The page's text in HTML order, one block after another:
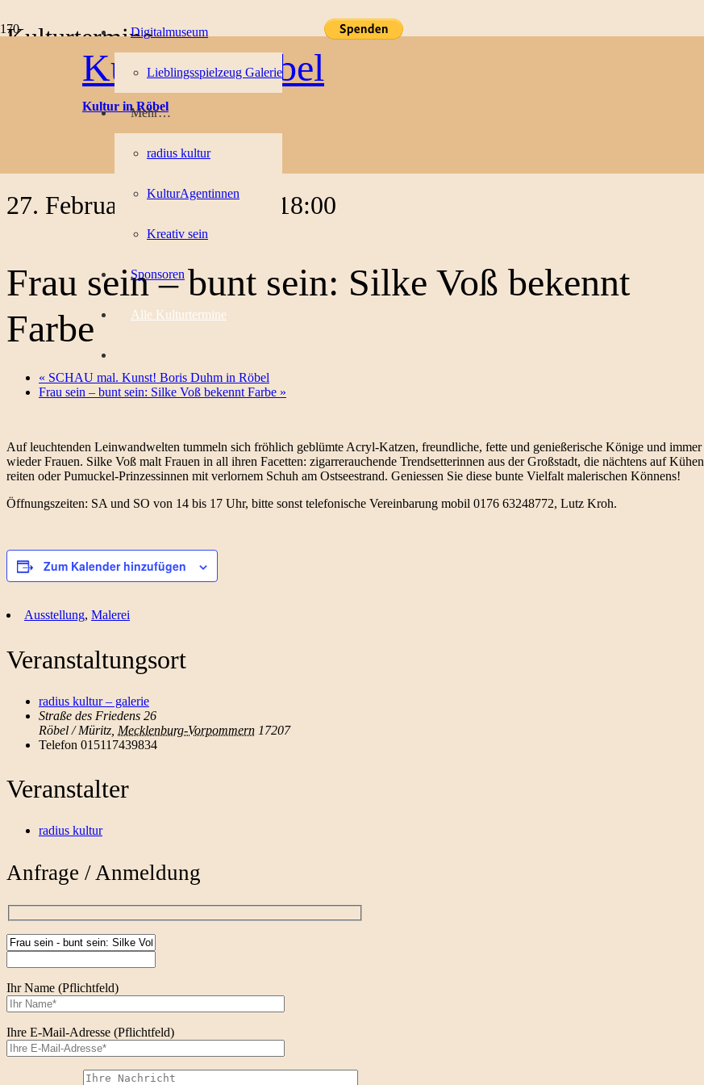
Kultur in Röbel
Kultur in Röbel
Digitalmuseum
Lieblingsspielzeug Galerie
Mehr…
radius kultur
KulturAgentinnen
Kreativ sein
Sponsoren
Alle Kulturtermine
Kulturtermine
« Alle Veranstaltungen
Diese Veranstaltung hat bereits stattgefunden.
Frau sein – bunt sein: Silke Voß bekennt Farbe
27. Februar 2022, 14:00 18:00
Frau sein – bunt sein: Silke Voß bekennt
Farbe
« SCHAU mal. Kunst! Boris Duhm in Röbel
Frau sein – bunt sein: Silke Voß bekennt Farbe »
Auf leuchtenden Leinwandwelten tummeln sich fröhlich geblümte Acryl-Katzen, freundliche, fette und genießerische Könige und immer
wieder Frauen. Silke Voß malt Frauen in all ihren Facetten: zigarrerauchende Trendsetterinnen aus der Großstadt, die nächtens auf Kühen
reiten oder Pumuckel-Prinzessinnen mit verlornem Schuh am Ostseestrand. Geniessen Sie diese bunte Vielfalt malerischen Könnens!
Öffnungszeiten: SA und SO von 14 bis 17 Uhr, bitte sonst telefonische Vereinbarung mobil 0176 63248772, Lutz Kroh.
Zum Kalender hinzufügen
Ausstellung, Malerei
Veranstaltungsort
radius kultur – galerie
Straße des Friedens 26
Röbel / Müritz Mecklenburg-Vorpommern 17207
Telefon 015117439834
Veranstalter
radius kultur
Anfrage / Anmeldung
Ihr Name (Pflichtfeld)
Ihre E-Mail-Adresse (Pflichtfeld)